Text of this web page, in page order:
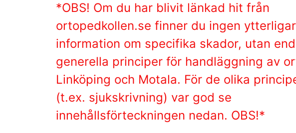
*OBS! Om du har blivit länkad hit från
ortopedkollen.se finner du ingen
information om specifika skador, utan
generella principer för handläggning av
Linköping och Motala. För de olika
(t.ex. sjukskrivning) var god se
innehållsförteckningen nedan. OBS!*